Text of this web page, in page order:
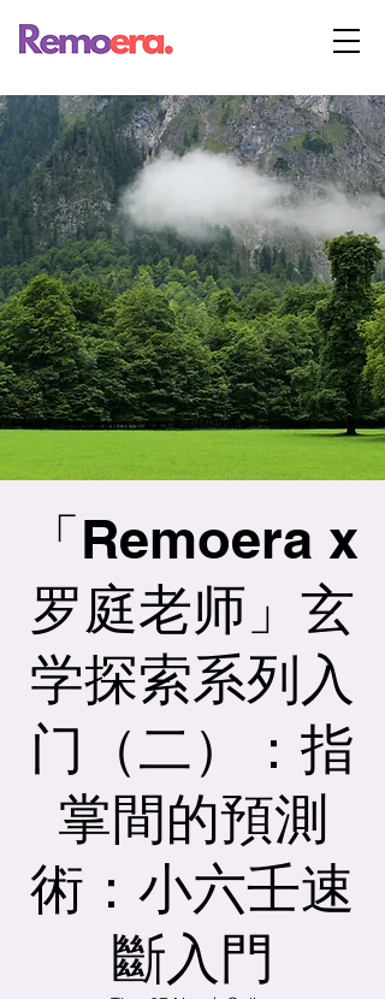
「Remoera x
罗庭老师」玄
学探索系列入
门（二）：指
掌間的預測
術：小六壬速
斷入門